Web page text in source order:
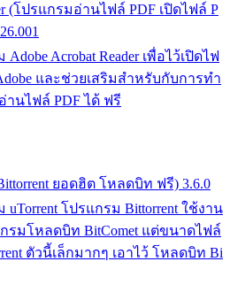
(โปรแกรมอ่านไฟล์ PDF เปิดไฟล์ P
Acrobat Reader เพื่อไว้เปิดไฟ
และช่วยเสริมสำหรับกับการทำ
านไฟล์ PDF ได้ ฟรี
ยอดฮิต โหลดบิท ฟรี) 3.6.0
โปรแกรม Bittorrent ใช้งาน
รมโหลดบิท BitComet แต่ขนาดไฟล์
ตัวนี้เล็กมากๆ เอาไว้ โหลดบิท Bi